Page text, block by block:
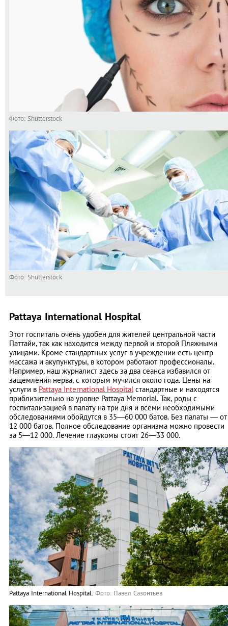
Фото: Shutterstock
Фото: Shutterstock
Pattaya International Hospital
Этот госпиталь очень удобен для жителей центральной части
Паттайи, так как находится между первой и второй Пляжными
улицами. Кроме стандартных услуг в учреждении есть центр
массажа и акупунктуры, в котором работают профессионалы.
Например, наш журналист здесь за два сеанса избавился от
защемления нерва, с которым мучился около года. Цены на
услуги в Pattaya International Hospital стандартные и находятся
приблизительно на уровне Pattaya Memorial. Так, роды с
госпитализацией в палату на три дня и всеми необходимыми
обследованиями обойдутся в 35—60 000 батов. Без палаты — от
12 000 батов. Полное обследование организма можно провести
за 5—12 000. Лечение глаукомы стоит 26—33 000.
Pattaya International Hospital. Фото: Павел Сaзонтьев